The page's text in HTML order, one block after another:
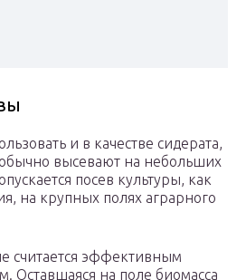
и в качестве сидерата,
высевают на небольших
посев культуры, как
на крупных полях аграрного
считается эффективным
Оставшаяся на поле биомасса